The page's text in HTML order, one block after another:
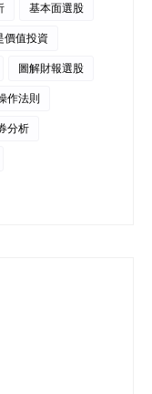
基本面選股
價值投資
圖解財報選股
作法則
分析